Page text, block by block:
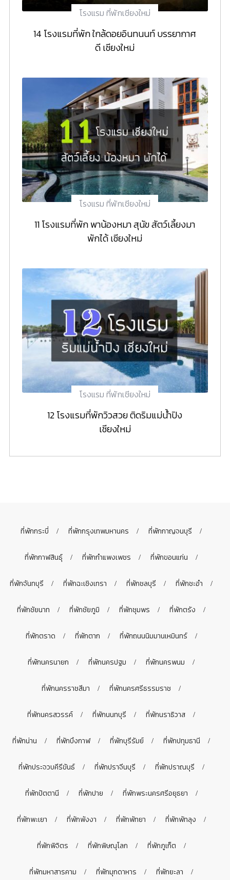
โรงแรม ที่พักเชียงใหม่
14 โรงแรมที่พัก ใกล้ดอยอินทนนท์ บรรยากาศ
ดี เชียงใหม่
โรงแรม ที่พักเชียงใหม่
11 โรงแรมที่พัก พาน้องหมา สุนัข สัตว์เลี้ยงมา
พักได้ เชียงใหม่
โรงแรม ที่พักเชียงใหม่
12 โรงแรมที่พักวิวสวย ติดริมแม่น้ำปิง
เชียงใหม่
ที่พักกระบี่ ที่พักกรุงเทพมหานคร ที่พักกาญจนบุรี
ที่พักกาฬสินธุ์ ที่พักกำแพงเพชร ที่พักขอนแก่น
ที่พักจันทบุรี ที่พักฉะเชิงเทรา ที่พักชลบุรี ที่พักชะอำ
ที่พักชัยนาท ที่พักชัยภูมิ ที่พักชุมพร ที่พักตรัง
ที่พักตราด ที่พักตาก ที่พักถนนนิมมานเหมินทร์
ที่พักนครนายก ที่พักนครปฐม ที่พักนครพนม
ที่พักนครราชสีมา ที่พักนครศรีธรรมราช
ที่พักนครสวรรค์ ที่พักนนทบุรี ที่พักนราธิวาส
ที่พักน่าน ที่พักบึงกาฬ ที่พักบุรีรัมย์ ที่พักปทุมธานี
ที่พักประจวบคีรีขันธ์ ที่พักปราจีนบุรี ที่พักปราณบุรี
ที่พักปัตตานี ที่พักปาย ที่พักพระนครศรีอยุธยา
ที่พักพะเยา ที่พักพังงา ที่พักพัทยา ที่พักพัทลุง
ที่พักพิจิตร ที่พักพิษณุโลก ที่พักภูเก็ต
ที่พักมหาสารคาม ที่พักมุกดาหาร ที่พักยะลา